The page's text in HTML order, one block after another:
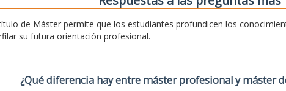
de Máster permite que los estudiantes profundicen los
su futura orientación profesional.
¿Qué diferencia hay entre máster profesional y máster